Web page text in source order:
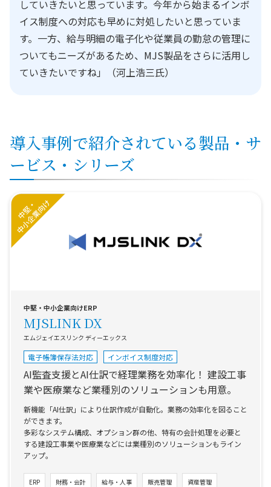
していきたいと思っています。今年から始まるインボ
イス制度への対応も早めに対処したいと思っていま
す。一方、給与明細の電子化や従業員の勤怠の管理に
ついてもニーズがあるため、MJS製品をさらに活用し
ていきたいですね」（河上浩三氏）
導入事例で紹介されている製品・サ
ービス・シリーズ
中堅・中小企業向けERP
MJSLINK DX
エムジェイエスリンク ディーエックス
電子帳簿保存法対応 インボイス制度対応
AI監査支援とAI仕訳で経理業務を効率化！ 建設工事
業や医療業など業種別のソリューションも用意。
新機能「AI仕訳」により仕訳作成が自動化。業務の効率化を図ること
ができます。
多彩なシステム構成、オプション群の他、特有の会計処理を必要と
する建設工事業や医療業などには業種別のソリューションもライン
アップ。
ERP 財務・会計 給与・人事 販売管理 資産管理